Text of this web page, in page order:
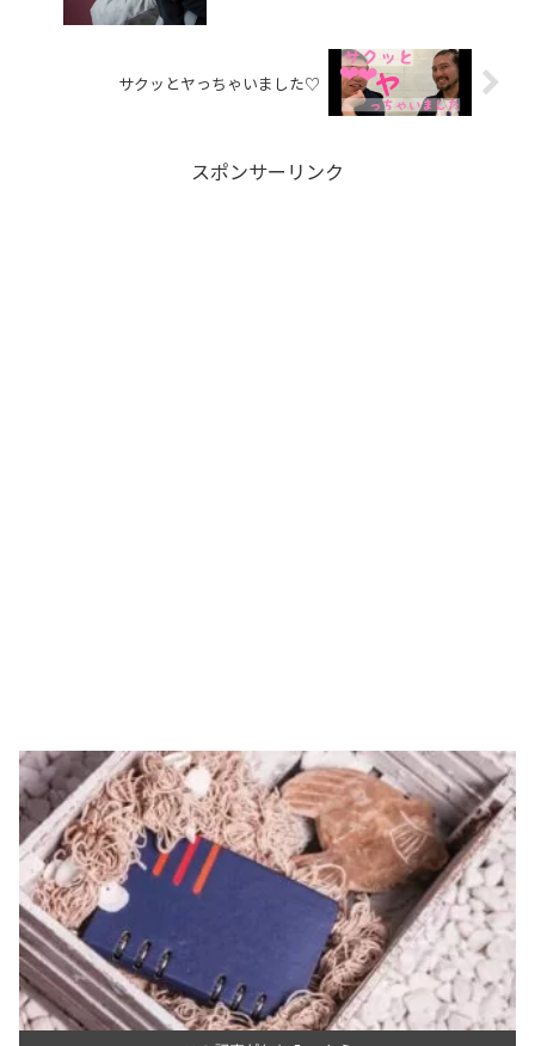
サクッとヤっちゃいました♡
スポンサーリンク